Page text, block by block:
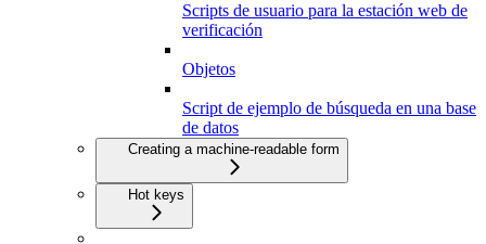
Scripts de usuario para la estación web de
verificación
Objetos
Script de ejemplo de búsqueda en una base
de datos
Creating a machine-readable form
Hot keys